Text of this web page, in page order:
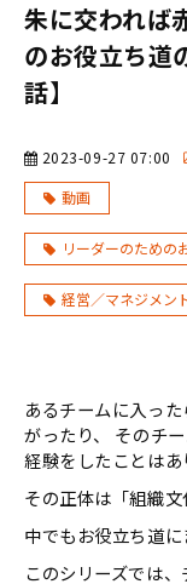
朱に交われば
のお役立ち道
話】
2023-09-27 07:00
動画
リーダーのための
経営／マネジメン
あるチームに入っ
がったり、 そのチ
経験をしたことはあ
その正体は「組織文
中でもお役立ち道
このシリーズでは